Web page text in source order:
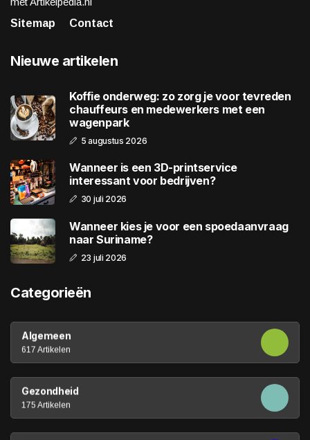
Sitemap
Contact
Nieuwe artikelen
Koffie onderweg: zo zorg je voor tevreden
chauffeurs en medewerkers met een
wagenpark
5 augustus 2026
Wanneer is een 3D-printservice
interessant voor bedrijven?
30 juli 2026
Wanneer kies je voor een spoedaanvraag
naar Suriname?
23 juli 2026
Categorieën
Algemeen
617 Artikelen
Gezondheid
175 Artikelen